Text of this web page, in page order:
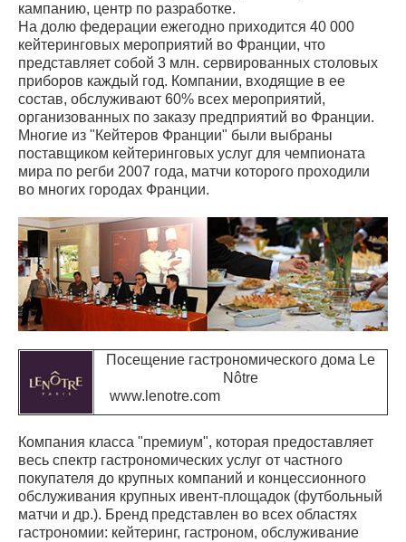
кампанию, центр по разработке.
На долю федерации ежегодно приходится 40 000
кейтеринговых мероприятий во Франции, что
представляет собой 3 млн. сервированных столовых
приборов каждый год. Компании, входящие в ее
состав, обслуживают 60% всех мероприятий,
организованных по заказу предприятий во Франции.
Многие из "Кейтеров Франции" были выбраны
поставщиком кейтеринговых услуг для чемпионата
мира по регби 2007 года, матчи которого проходили
во многих городах Франции.
Посещение гастрономического дома Le
Nôtre
www.lenotre.com
Компания класса "премиум", которая предоставляет
весь спектр гастрономических услуг от частного
покупателя до крупных компаний и концессионного
обслуживания крупных ивент-площадок (футбольный
матчи и др.). Бренд представлен во всех областях
гастрономии: кейтеринг, гастроном, обслуживание